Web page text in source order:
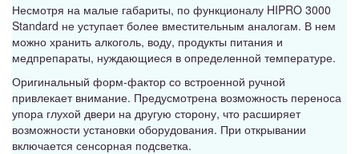
Несмотря на малые габариты, по функционалу HIPRO 3000
Standard не уступает более вместительным аналогам. В нем
можно хранить алкоголь, воду, продукты питания и
медпрепараты, нуждающиеся в определенной температуре.
Оригинальный форм-фактор со встроенной ручной
привлекает внимание. Предусмотрена возможность переноса
упора глухой двери на другую сторону, что расширяет
возможности установки оборудования. При открывании
включается сенсорная подсветка.